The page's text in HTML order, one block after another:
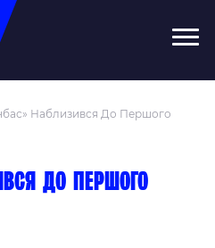
Наблизився До Першого
до першого